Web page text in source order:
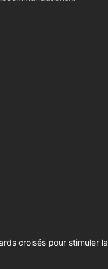
croisés pour stimuler la